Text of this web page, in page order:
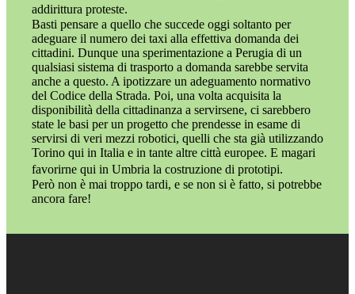
addirittura proteste.
Basti pensare a quello che succede oggi soltanto per
adeguare il numero dei taxi alla effettiva domanda dei
cittadini. Dunque una sperimentazione a Perugia di un
qualsiasi sistema di trasporto a domanda sarebbe servita
anche a questo. A ipotizzare un adeguamento normativo
del Codice della Strada. Poi, una volta acquisita la
disponibilità della cittadinanza a servirsene, ci sarebbero
state le basi per un progetto che prendesse in esame di
servirsi di veri mezzi robotici, quelli che sta già utilizzando
Torino qui in Italia e in tante altre città europee. E magari
favorirne qui in Umbria la costruzione di prototipi.
Però non è mai troppo tardi, e se non si è fatto, si potrebbe
ancora fare!